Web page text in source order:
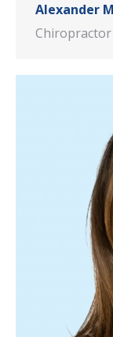
Alexander
Chiropractor